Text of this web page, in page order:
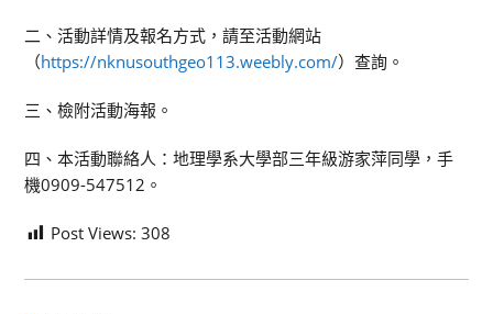
二、活動詳情及報名方式，請至活動網站
（https://nknusouthgeo113.weebly.com/）查詢。
三、檢附活動海報。
四、本活動聯絡人：地理學系大學部三年級游家萍同學，手
機0909-547512。
Post Views: 308